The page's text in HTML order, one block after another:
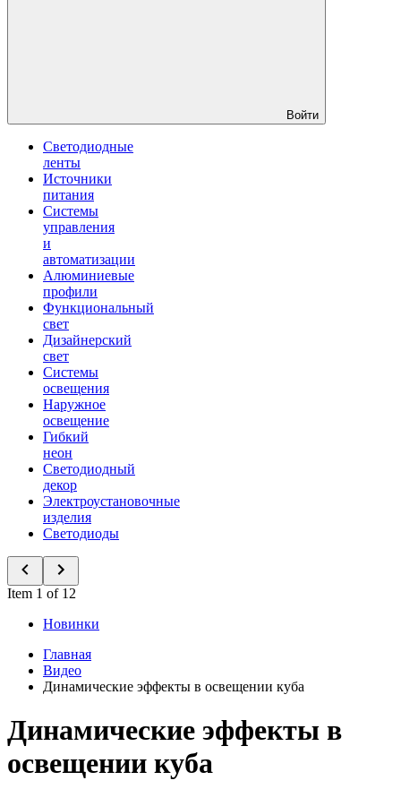
Войти
Светодиодные
ленты
Источники
питания
Системы
управления
и
автоматизации
Алюминиевые
профили
Функциональный
свет
Дизайнерский
свет
Системы
освещения
Наружное
освещение
Гибкий
неон
Светодиодный
декор
Электроустановочные
изделия
Светодиоды
Item 1 of 12
Новинки
Главная
Видео
Динамические эффекты в освещении куба
Динамические эффекты в
освещении куба